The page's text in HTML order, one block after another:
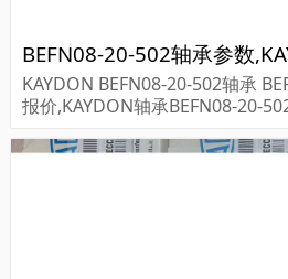
KAYDON BEFN08-20-502轴承
报价,KAYDON轴承BEFN08-20-